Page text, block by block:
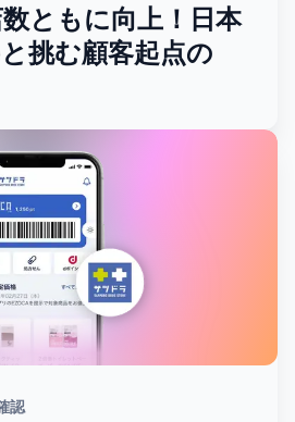
ともに向上！日本
挑む顧客起点の
認